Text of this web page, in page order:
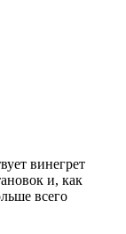
винегрет
и, как
всего